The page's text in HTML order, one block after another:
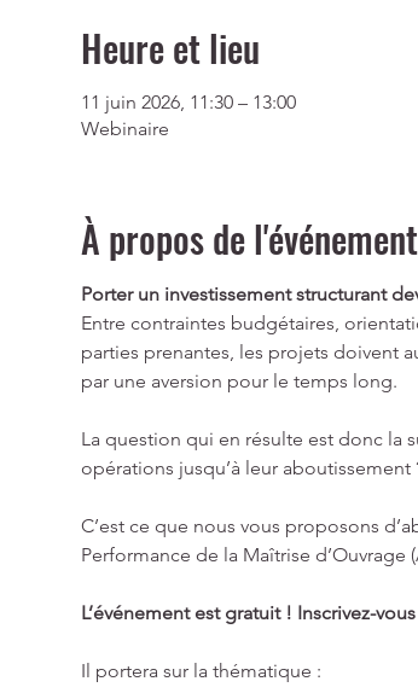
Heure et lieu
11 juin 2026, 11:30 – 13:00
Webinaire
À propos de l'événement
Porter un investissement structurant
Entre contraintes budgétaires,
parties prenantes, les projets doivent
par une aversion pour le temps long.
La question qui en résulte est donc la
opérations jusqu’à leur aboutissement
C’est ce que nous vous proposons
Performance de la Maîtrise d’Ouvrage
L’événement est gratuit ! Inscrivez-vous
Il portera sur la thématique :